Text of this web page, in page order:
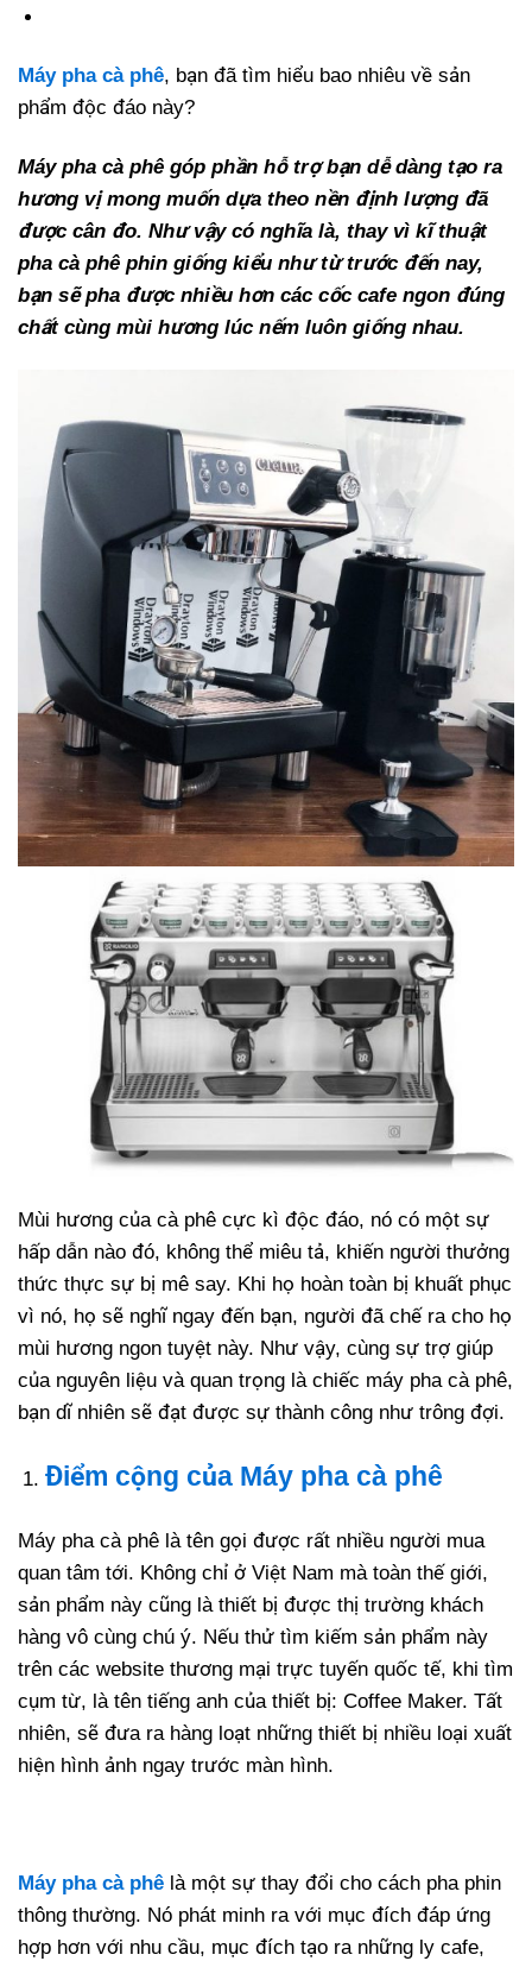
Máy pha cà phê, bạn đã tìm hiểu bao nhiêu về sản
phẩm độc đáo này?
Máy pha cà phê góp phần hỗ trợ bạn dễ dàng tạo ra
hương vị mong muốn dựa theo nền định lượng đã
được cân đo. Như vậy có nghĩa là, thay vì kĩ thuật
pha cà phê phin giống kiểu như từ trước đến nay,
bạn sẽ pha được nhiều hơn các cốc cafe ngon đúng
chất cùng mùi hương lúc nếm luôn giống nhau.
Mùi hương của cà phê cực kì độc đáo, nó có một sự
hấp dẫn nào đó, không thể miêu tả, khiến người thưởng
thức thực sự bị mê say. Khi họ hoàn toàn bị khuất phục
vì nó, họ sẽ nghĩ ngay đến bạn, người đã chế ra cho họ
mùi hương ngon tuyệt này. Như vậy, cùng sự trợ giúp
của nguyên liệu và quan trọng là chiếc máy pha cà phê,
bạn dĩ nhiên sẽ đạt được sự thành công như trông đợi.
Điểm cộng của Máy pha cà phê
Máy pha cà phê là tên gọi được rất nhiều người mua
quan tâm tới. Không chỉ ở Việt Nam mà toàn thế giới,
sản phẩm này cũng là thiết bị được thị trường khách
hàng vô cùng chú ý. Nếu thử tìm kiếm sản phẩm này
trên các website thương mại trực tuyến quốc tế, khi tìm
cụm từ, là tên tiếng anh của thiết bị: Coffee Maker. Tất
nhiên, sẽ đưa ra hàng loạt những thiết bị nhiều loại xuất
hiện hình ảnh ngay trước màn hình.
Máy pha cà phê là một sự thay đổi cho cách pha phin
thông thường. Nó phát minh ra với mục đích đáp ứng
hợp hơn với nhu cầu, mục đích tạo ra những ly cafe,